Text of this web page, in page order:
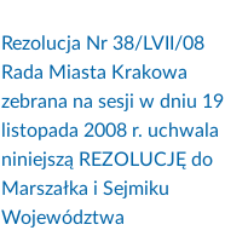
Rezolucja Nr 38/LVII/08
Rada Miasta Krakowa
zebrana na sesji w dniu 19
listopada 2008 r. uchwala
niniejszą REZOLUCJĘ do
Marszałka i Sejmiku
Województwa